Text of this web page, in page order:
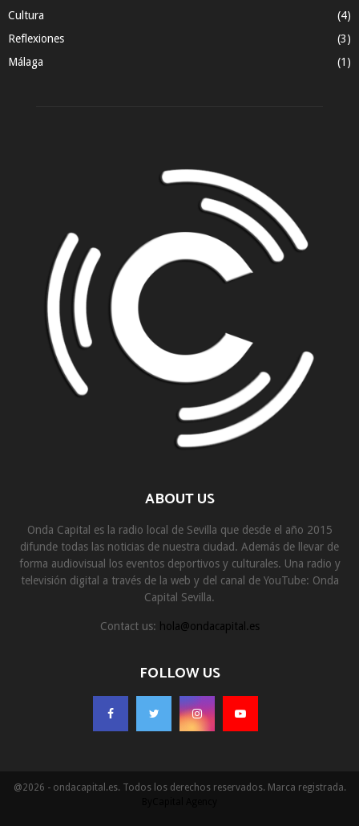
Cultura
(4)
Reflexiones
(3)
Málaga
(1)
ABOUT US
Onda Capital es la radio local de Sevilla que desde el año 2015
difunde todas las noticias de nuestra ciudad. Además de llevar de
forma audiovisual los eventos deportivos y culturales. Una radio y
televisión digital a través de la web y del canal de YouTube: Onda
Capital Sevilla.
Contact us: hola@ondacapital.es
FOLLOW US
@2026 - ondacapital.es. Todos los derechos reservados. Marca registrada.